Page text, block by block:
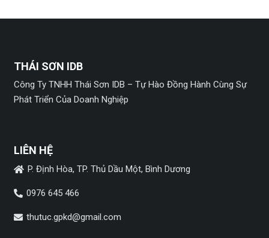
THÁI SƠN IDB
Công Ty TNHH Thái Sơn IDB – Tự Hào Đồng Hành Cùng Sự
Phát Triển Của Doanh Nghiệp
LIÊN HỆ
P. Định Hòa, TP. Thủ Dầu Một, Bình Dương
0976 645 466
thutuc.gpkd@gmail.com